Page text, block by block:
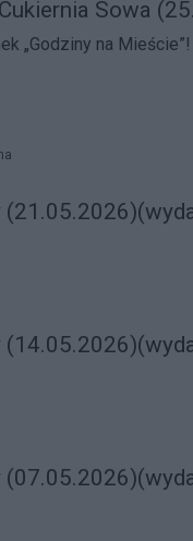
Sowa
Mieście”! Nasze mobilne studio z